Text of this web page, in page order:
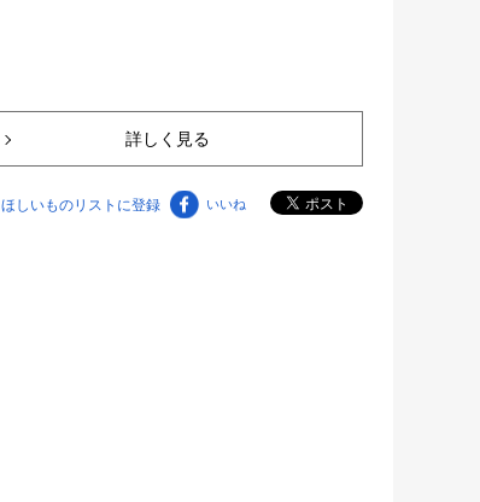
詳しく見る
ほしいものリストに登録 いいね